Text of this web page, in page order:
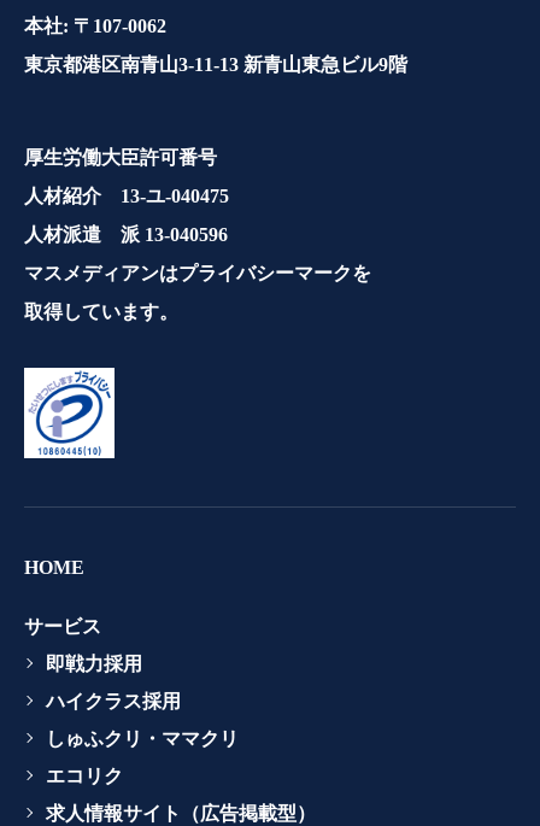
本社: 〒107-0062
東京都港区南青山3-11-13 新青山東急ビル9階
厚生労働大臣許可番号
人材紹介 13-ユ-040475
人材派遣 派 13-040596
マスメディアンはプライバシーマークを
取得しています。
HOME
サービス
即戦力採用
ハイクラス採用
しゅふクリ・ママクリ
エコリク
求人情報サイト（広告掲載型）